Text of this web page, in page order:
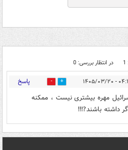
در انتظار بررسی: 0
۰۳/۲۰ 0 پاسخ
مهره بيشترى نيست ، ممكنه
داشته باشند⁉️‼️